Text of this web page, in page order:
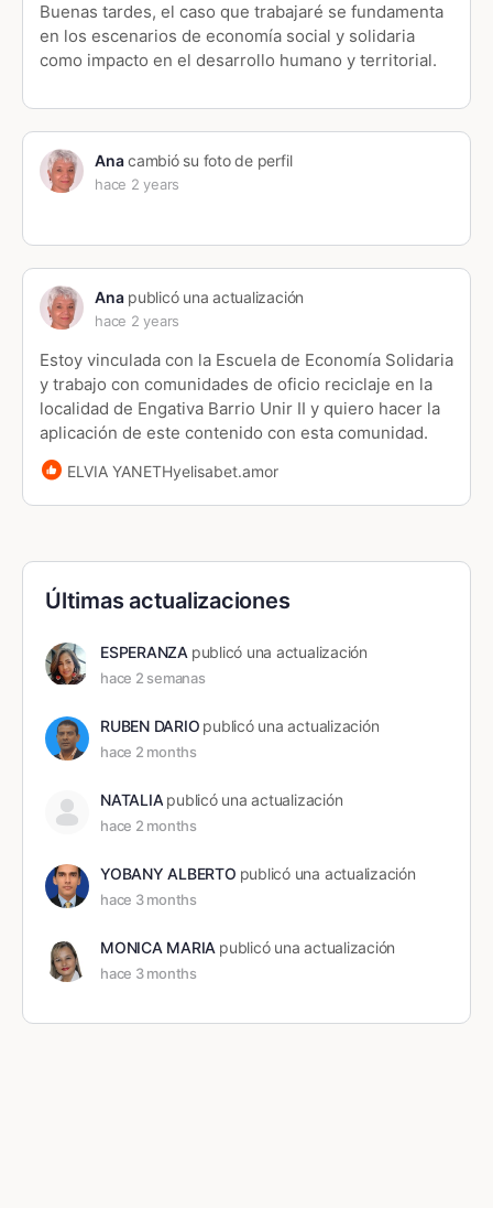
Buenas tardes, el caso que trabajaré se fundamenta
en los escenarios de economía social y solidaria
como impacto en el desarrollo humano y territorial.
Anacambió su foto de perfil
hace 2 years
Anapublicó una actualización
hace 2 years
Estoy vinculada con la Escuela de Economía Solidaria
y trabajo con comunidades de oficio reciclaje en la
localidad de Engativa Barrio Unir II y quiero hacer la
aplicación de este contenido con esta comunidad.
ELVIA YANETHyelisabet.amor
Últimas actualizaciones
ESPERANZA publicó una actualización
hace 2 semanas
RUBEN DARIO publicó una actualización
hace 2 months
NATALIA publicó una actualización
hace 2 months
YOBANY ALBERTO publicó una actualización
hace 3 months
MONICA MARIA publicó una actualización
hace 3 months